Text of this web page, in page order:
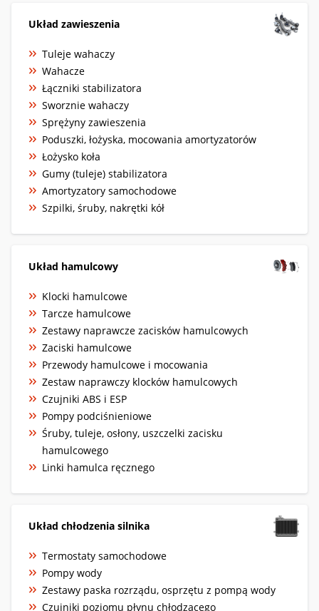
Układ zawieszenia
Tuleje wahaczy
Wahacze
Łączniki stabilizatora
Sworznie wahaczy
Sprężyny zawieszenia
Poduszki, łożyska, mocowania amortyzatorów
Łożysko koła
Gumy (tuleje) stabilizatora
Amortyzatory samochodowe
Szpilki, śruby, nakrętki kół
Układ hamulcowy
Klocki hamulcowe
Tarcze hamulcowe
Zestawy naprawcze zacisków hamulcowych
Zaciski hamulcowe
Przewody hamulcowe i mocowania
Zestaw naprawczy klocków hamulcowych
Czujniki ABS i ESP
Pompy podciśnieniowe
Śruby, tuleje, osłony, uszczelki zacisku
hamulcowego
Linki hamulca ręcznego
Układ chłodzenia silnika
Termostaty samochodowe
Pompy wody
Zestawy paska rozrządu, osprzętu z pompą wody
Czujniki poziomu płynu chłodzącego